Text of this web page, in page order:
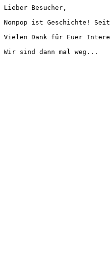
Lieber Besucher,
Nonpop ist Geschichte! Seit
Vielen Dank für Euer
Wir sind dann mal weg...